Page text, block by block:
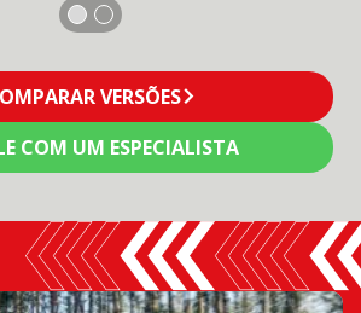
VERSÕES
COM UM ESPECIALISTA